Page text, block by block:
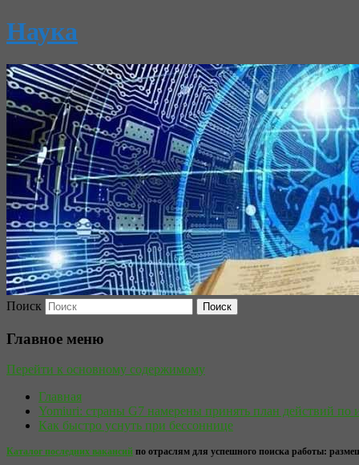
Наука
Поиск
Главное меню
Перейти к основному содержимому
Главная
Yomiuri: страны G7 намерены принять план действий по
Как быстро уснуть при бессоннице
Каталог последних вакансий по отраслям для успешного поиска работы: